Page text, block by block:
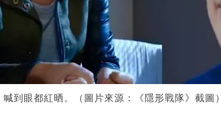
喊到眼都紅晒。（圖片來源：《隱形戰隊》截圖）